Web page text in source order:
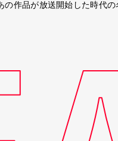
の作品が放送開始した時代の